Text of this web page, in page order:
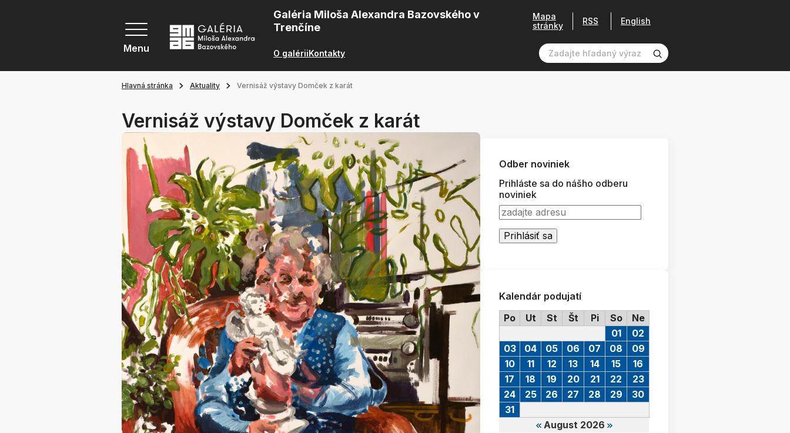
Menu
Galéria Miloša Alexandra Bazovského v
Trenčíne
O galériiKontakty
Mapa
stránky
RSS English
Hlavná stránka Aktuality Vernisáž výstavy Domček z karát
Vernisáž výstavy Domček z karát
Odber noviniek
Prihláste sa do nášho odberu
noviniek
Kalendár podujatí
Po
Ut St Št Pi So Ne
August 2026
01
02
03
04 05 06 07 08
09
10
11 12 13 14 15
16
17
18 19 20 21 22
23
24
25 26 27 28 29
30
31